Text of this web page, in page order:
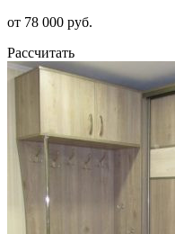
от 78 000 руб.
Рассчитать